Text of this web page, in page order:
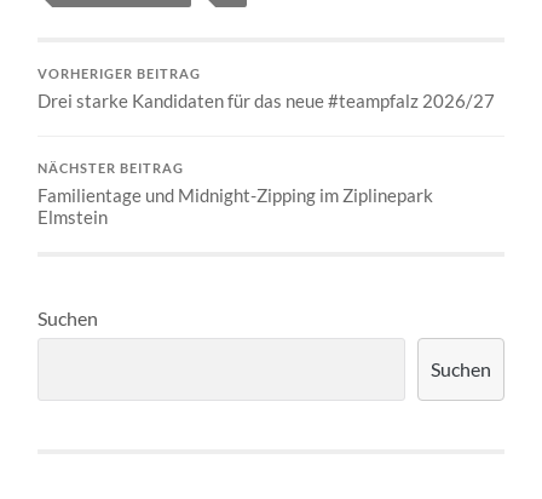
VORHERIGER BEITRAG
Drei starke Kandidaten für das neue #teampfalz 2026/27
NÄCHSTER BEITRAG
Familientage und Midnight-Zipping im Ziplinepark
Elmstein
Suchen
Suchen